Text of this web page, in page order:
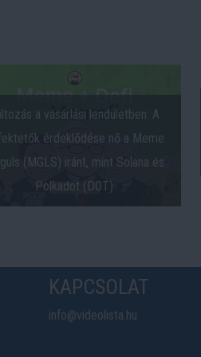
a vásárlási lendületben: A
érdeklődése nő a Meme
(MGLS) iránt, mint Solana és
Polkadot (DOT)
KAPCSOLAT
info@videolista.hu